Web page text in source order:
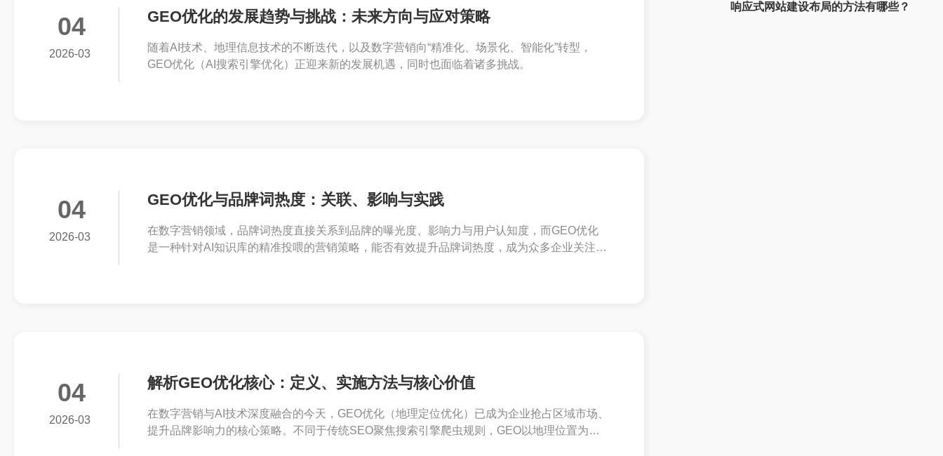
04
2026-03
GEO优化的发展趋势与挑战：未来方向与应对策略
随着AI技术、地理信息技术的不断迭代，以及数字营销向“精准化、场景化、智能化”转型，
GEO优化（AI搜索引擎优化）正迎来新的发展机遇，同时也面临着诸多挑战。
04
2026-03
GEO优化与品牌词热度：关联、影响与实践
在数字营销领域，品牌词热度直接关系到品牌的曝光度、影响力与用户认知度，而GEO优化
是一种针对AI知识库的精准投喂的营销策略，能否有效提升品牌词热度，成为众多企业关注的
04
2026-03
解析GEO优化核心：定义、实施方法与核心价值
在数字营销与AI技术深度融合的今天，GEO优化（地理定位优化）已成为企业抢占区域市场、
提升品牌影响力的核心策略。不同于传统SEO聚焦搜索引擎爬虫规则，GEO以地理位置为核
响应式网站建设布局的方法有哪些？